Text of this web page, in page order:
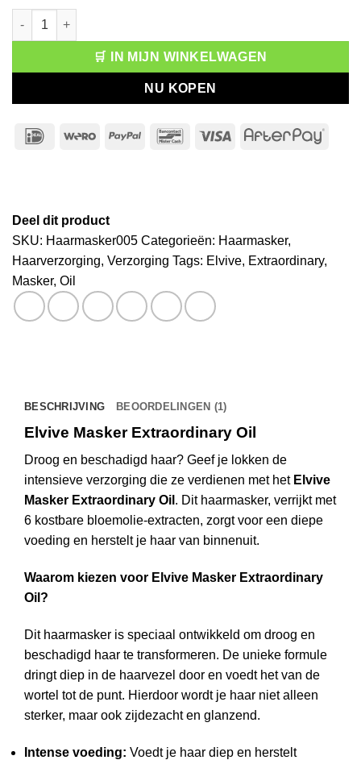
Elvive Masker Extraordinary Oil aantal
🛒 IN MIJN WINKELWAGEN
NU KOPEN
IDeal Wero PayPal Bancontact
Visa
Deel dit product
SKU: Haarmasker005 Categorieën: Haarmasker,
Haarverzorging, Verzorging Tags: Elvive, Extraordinary,
Masker, Oil
BESCHRIJVING BEOORDELINGEN (1)
Elvive Masker Extraordinary Oil
Droog en beschadigd haar? Geef je lokken de
intensieve verzorging die ze verdienen met het Elvive
Masker Extraordinary Oil . Dit haarmasker, verrijkt met
6 kostbare bloemolie-extracten, zorgt voor een diepe
voeding en herstelt je haar van binnenuit.
Waarom kiezen voor Elvive Masker Extraordinary
Oil?
Dit haarmasker is speciaal ontwikkeld om droog en
beschadigd haar te transformeren. De unieke formule
dringt diep in de haarvezel door en voedt het van de
wortel tot de punt. Hierdoor wordt je haar niet alleen
sterker, maar ook zijdezacht en glanzend.
Intense voeding: Voedt je haar diep en herstelt